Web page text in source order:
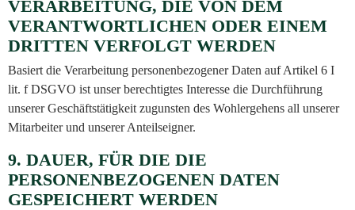
VERARBEITUNG, DIE VON DEM
VERANTWORTLICHEN ODER EINEM
DRITTEN VERFOLGT WERDEN
Basiert die Verarbeitung personenbezogener Daten auf Artikel 6 I
lit. f DSGVO ist unser berechtigtes Interesse die Durchführung
unserer Geschäftstätigkeit zugunsten des Wohlergehens all unserer
Mitarbeiter und unserer Anteilseigner.
9. DAUER, FÜR DIE DIE
PERSONENBEZOGENEN DATEN
GESPEICHERT WERDEN